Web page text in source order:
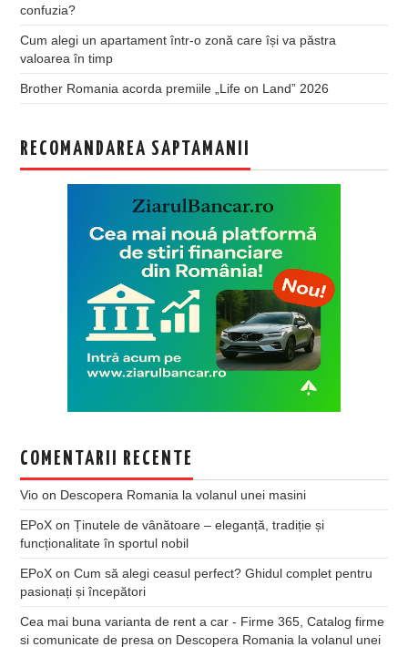
confuzia?
Cum alegi un apartament într-o zonă care își va păstra
valoarea în timp
Brother Romania acorda premiile „Life on Land” 2026
RECOMANDAREA SAPTAMANII
COMENTARII RECENTE
Vio on Descopera Romania la volanul unei masini
EPoX onȚinutele de vânătoare – eleganță, tradiție și
funcționalitate în sportul nobil
EPoX onCum să alegi ceasul perfect? Ghidul complet pentru
pasionați și începători
Cea mai buna varianta de rent a car - Firme 365, Catalog firme
si comunicate de presa on Descopera Romania la volanul unei